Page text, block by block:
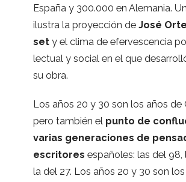
España y 300.000 en Ale­ma­nia.
ilus­tra la pro­yec­ción de José
sety el clima de efer­ves­cen­cia
lec­tual y social en el que
su obra.
Los años 20 y 30 son los años de
pero tam­bién el punto de
varias gene­ra­cio­nes de
escri­to­res espa­ño­les: las del 98,
la del 27. Los años 20 y 30 son